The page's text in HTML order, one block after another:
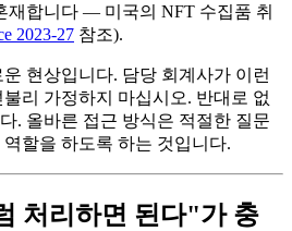
재합니다 — 미국의 NFT 수집품 취
2023-27 참조).
현상입니다. 담당 회계사가 이런
리 가정하지 마십시오. 반대로 없
. 올바른 접근 방식은 적절한 질문
할을 하도록 하는 것입니다.
처리하면 된다"가 충